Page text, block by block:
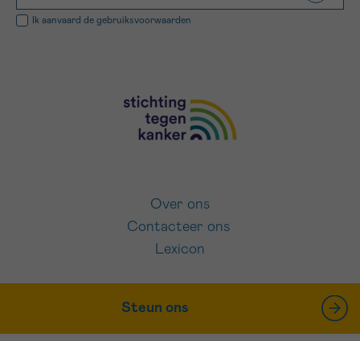
Ik aanvaard de gebruiksvoorwaarden
Over ons
Contacteer ons
Lexicon
Steun ons